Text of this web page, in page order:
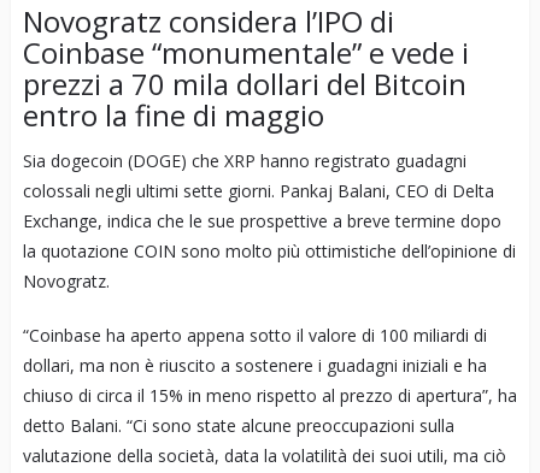
Novogratz considera l’IPO di
Coinbase “monumentale” e vede i
prezzi a 70 mila dollari del Bitcoin
entro la fine di maggio
Sia dogecoin (DOGE) che XRP hanno registrato guadagni
colossali negli ultimi sette giorni. Pankaj Balani, CEO di Delta
Exchange, indica che le sue prospettive a breve termine dopo
la quotazione COIN sono molto più ottimistiche dell’opinione di
Novogratz.
“Coinbase ha aperto appena sotto il valore di 100 miliardi di
dollari, ma non è riuscito a sostenere i guadagni iniziali e ha
chiuso di circa il 15% in meno rispetto al prezzo di apertura”, ha
detto Balani. “Ci sono state alcune preoccupazioni sulla
valutazione della società, data la volatilità dei suoi utili, ma ciò